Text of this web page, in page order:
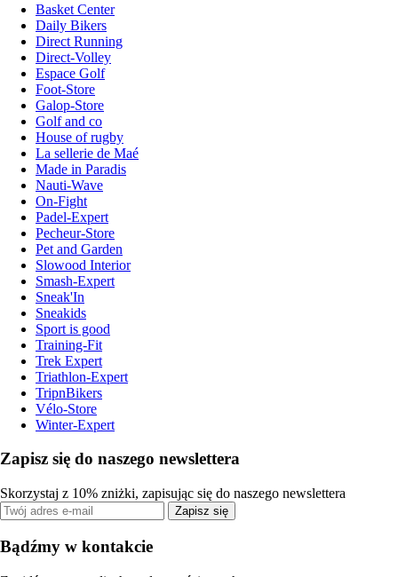
Basket Center
Daily Bikers
Direct Running
Direct-Volley
Espace Golf
Foot-Store
Galop-Store
Golf and co
House of rugby
La sellerie de Maé
Made in Paradis
Nauti-Wave
On-Fight
Padel-Expert
Pecheur-Store
Pet and Garden
Slowood Interior
Smash-Expert
Sneak'In
Sneakids
Sport is good
Training-Fit
Trek Expert
Triathlon-Expert
TripnBikers
Vélo-Store
Winter-Expert
Zapisz się do naszego newslettera
Skorzystaj z 10% zniżki, zapisując się do naszego newslettera
Zapisz się
Bądźmy w kontakcie